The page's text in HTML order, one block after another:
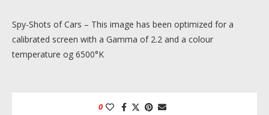
Spy-Shots of Cars – This image has been optimized for a
calibrated screen with a Gamma of 2.2 and a colour
temperature og 6500°K
0